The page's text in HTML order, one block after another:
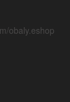
obaly.eshop